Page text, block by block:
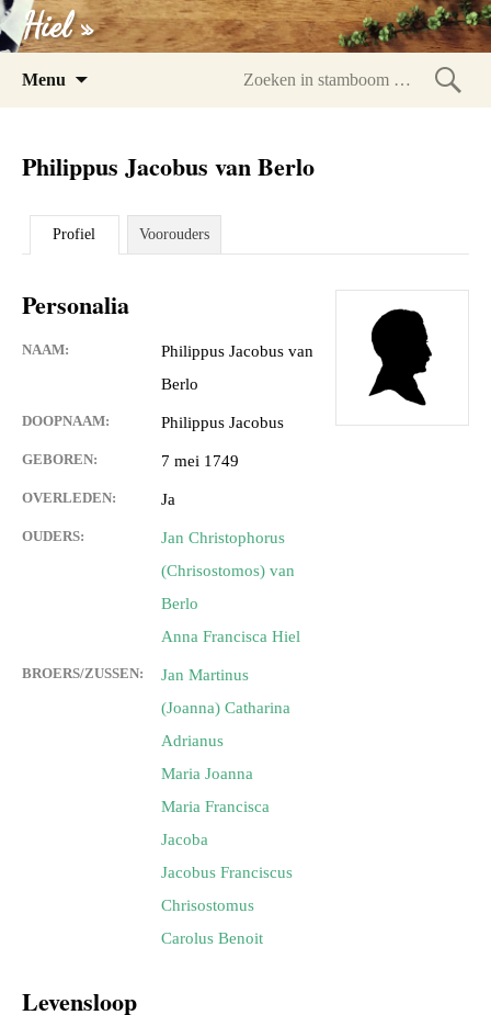
Hiel »
Menu
Philippus Jacobus van Berlo
Profiel Voorouders
Personalia
NAAM:
Philippus Jacobus van
Berlo
DOOPNAAM: Philippus Jacobus
GEBOREN: 7 mei 1749
OVERLEDEN: Ja
OUDERS:
Jan Christophorus
(Chrisostomos) van
Berlo
Anna Francisca Hiel
BROERS/ZUSSEN:
Jan Martinus
(Joanna) Catharina
Adrianus
Maria Joanna
Maria Francisca
Jacoba
Jacobus Franciscus
Chrisostomus
Carolus Benoit
Levensloop